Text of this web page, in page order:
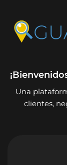
Una
clientes,